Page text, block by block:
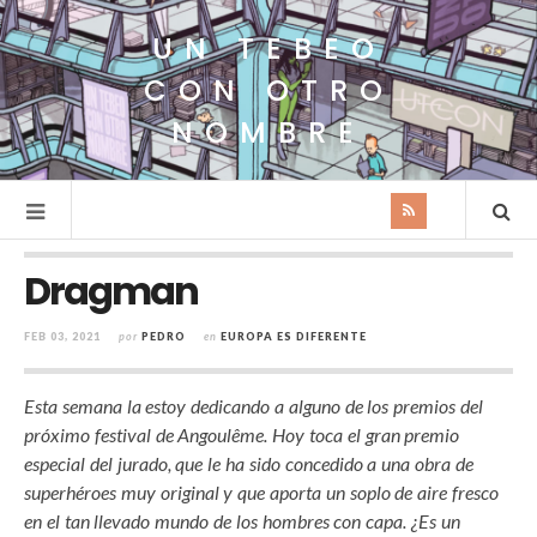
UN TEBEO
CON OTRO
NOMBRE
Dragman
FEB 03, 2021 por PEDRO en EUROPA ES DIFERENTE
Esta semana la estoy dedicando a alguno de los premios del
próximo festival de Angoulême. Hoy toca el gran premio
especial del jurado, que le ha sido concedido a una obra de
superhéroes muy original y que aporta un soplo de aire fresco
en el tan llevado mundo de los hombres con capa. ¿Es un